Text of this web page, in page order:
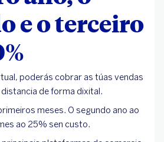
e o terceiro
poderás cobrar as túas vendas
distancia de forma dixital.
meses. O segundo ano ao
ao 25% sen custo.